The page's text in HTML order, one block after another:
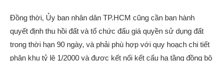
Đồng thời, Ủy ban nhân dân TP.HCM cũng cần ban hành
quyết định thu hồi đất và tổ chức đấu giá quyền sử dụng đất
trong thời hạn 90 ngày, và phải phù hợp với quy hoạch chi tiết
phân khu tỷ lệ 1/2000 và được kết nối kết cấu hạ tầng đồng bộ